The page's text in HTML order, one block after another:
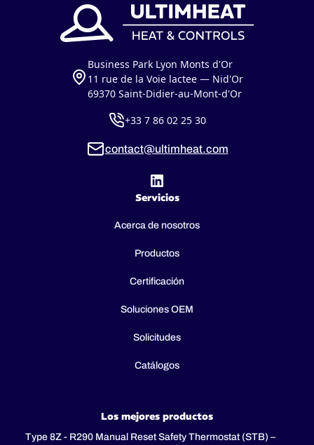
Business Park Lyon Monts d'Or
11 rue de la Voie lactee — Nid'Or
69370 Saint-Didier-au-Mont-d'Or
+33 7 86 02 25 30
contact@ultimheat.com
Servicios
Acerca de nosotros
Productos
Certificación
Soluciones OEM
Solicitudes
Catálogos
Los mejores productos
Type 8Z - R290 Manual Reset Safety Thermostat (STB) –